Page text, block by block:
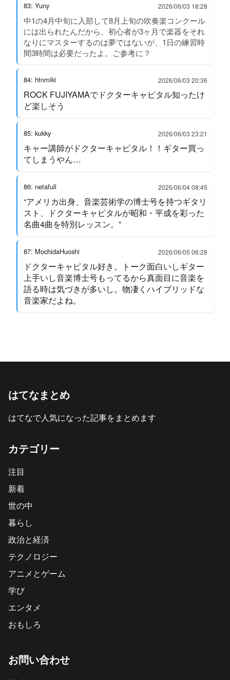
83: Yuny 2026/06/03 18:28
中1の4月中旬に入部して8月上旬の吹奏楽コンクール
には出られたんだから、初心者が3ヶ月で楽器をそれ
なりにマスターするのは夢ではないが、1日の練習時
間3時間は必要だったよ。ご参考に？
84: htnmiki 2026/06/03 20:36
ROCK FUJIYAMAでドクターキャピタル知ったけ
ど楽しそう
85: kukky 2026/06/03 23:21
キャー講師がドクターキャピタル！！ギター買っ
てしまうやん…
86: netafull 2026/06/04 08:45
“アメリカ出身、音楽芸術学の博士号を持つギタリ
スト、ドクターキャピタルが昭和・平成を彩った
名曲4曲を特別レッスン。”
87: MochidaHuoshi 2026/06/05 06:28
ドクターキャピタル好き。トーク面白いしギター
上手いし音楽博士号もってるから真面目に音楽を
語る時は気づきが多いし。物凄くハイブリッドな
音楽家だよね。
はてなまとめ
はてなで人気になった記事をまとめます
カテゴリー
注目
新着
世の中
暮らし
政治と経済
テクノロジー
アニメとゲーム
学び
エンタメ
おもしろ
お問い合わせ